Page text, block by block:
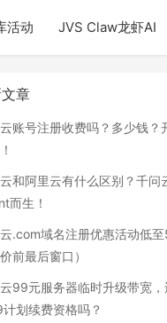
活动 JVS Claw龙虾AI
章
账号注册收费吗？多少钱？
和阿里云有什么区别？千问
而生！
.com域名注册优惠活动低
价前最后窗口）
99元服务器临时升级带宽
划续费资格吗？